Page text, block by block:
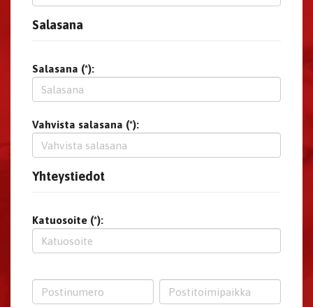
Salasana
Salasana (*):
Vahvista salasana (*):
Yhteystiedot
Katuosoite (*):